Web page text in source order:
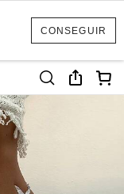
CONSEGUIR